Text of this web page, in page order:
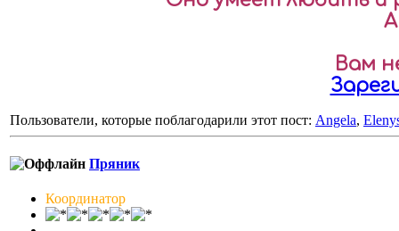
Вам
Пользователи, которые поблагодарили этот пост: Angela,
Пряник
Координатор